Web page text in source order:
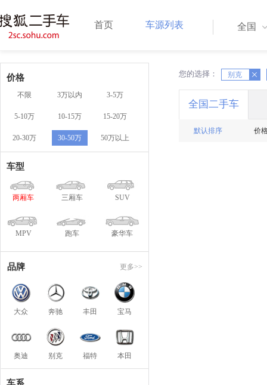
首页 车源列表 全国
价格
不限 3万以内 3-5万
5-10万 10-15万 15-20万
20-30万 30-50万 50万以上
车型
两厢车 三厢车 SUV
MPV 跑车 豪华车
品牌 更多>>
大众 奔驰 丰田 宝马
奥迪 别克 福特 本田
您的选择： 别克
X X
全国二手车
默认排序 价